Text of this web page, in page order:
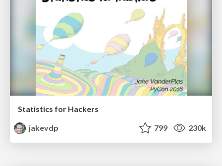
Statistics for Hackers
jakevdp
799 230k